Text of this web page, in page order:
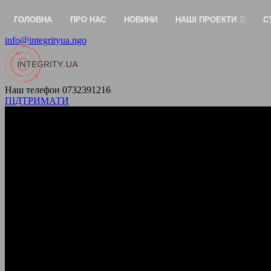
ГОЛОВНА ПРО НАС НОВИНИ НАШІ ПРОЕКТИ
info@integrityua.ngo
Наш телефон 0732391216
ПІДТРИМАТИ